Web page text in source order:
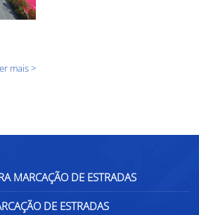
mais >
MARCAÇÃO DE ESTRADAS
DE ESTRADAS